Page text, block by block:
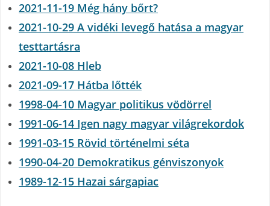
2021-11-19 Még hány bőrt?
2021-10-29 A vidéki levegő hatása a magyar
testtartásra
2021-10-08 Hleb
2021-09-17 Hátba lőtték
1998-04-10 Magyar politikus vödörrel
1991-06-14 Igen nagy magyar világrekordok
1991-03-15 Rövid történelmi séta
1990-04-20 Demokratikus génviszonyok
1989-12-15 Hazai sárgapiac